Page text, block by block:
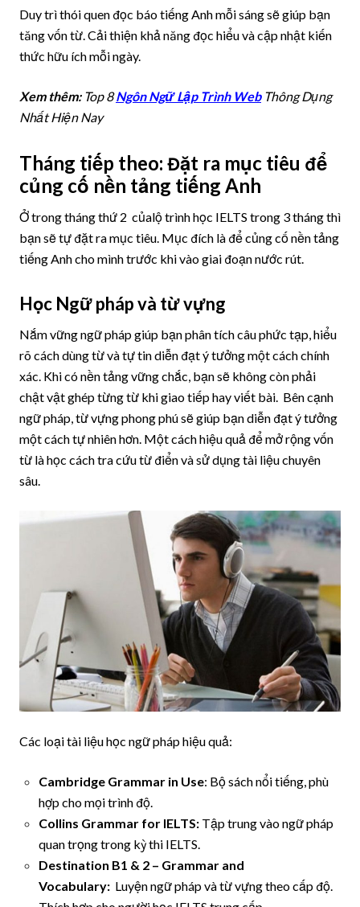
Duy trì thói quen đọc báo tiếng Anh mỗi sáng sẽ giúp bạn
tăng vốn từ. Cải thiện khả năng đọc hiểu và cập nhật kiến
thức hữu ích mỗi ngày.
Xem thêm:Top 8 Ngôn Ngữ Lập Trình Web Thông Dụng
Nhất Hiện Nay
Tháng tiếp theo: Đặt ra mục tiêu để
củng cố nền tảng tiếng Anh
Ở trong tháng thứ 2 củalộ trình học IELTS trong 3 tháng thì
bạn sẽ tự đặt ra mục tiêu. Mục đích là để củng cố nền tảng
tiếng Anh cho mình trước khi vào giai đoạn nước rút.
Học Ngữ pháp và từ vựng
Nắm vững ngữ pháp giúp bạn phân tích câu phức tạp, hiểu
rõ cách dùng từ và tự tin diễn đạt ý tưởng một cách chính
xác. Khi có nền tảng vững chắc, bạn sẽ không còn phải
chật vật ghép từng từ khi giao tiếp hay viết bài. Bên cạnh
ngữ pháp, từ vựng phong phú sẽ giúp bạn diễn đạt ý tưởng
một cách tự nhiên hơn. Một cách hiệu quả để mở rộng vốn
từ là học cách tra cứu từ điển và sử dụng tài liệu chuyên
sâu.
Các loại tài liệu học ngữ pháp hiệu quả:
Cambridge Grammar in Use: Bộ sách nổi tiếng, phù
hợp cho mọi trình độ.
Collins Grammar for IELTS: Tập trung vào ngữ pháp
quan trọng trong kỳ thi IELTS.
Destination B1 & 2 – Grammar and
Vocabulary: Luyện ngữ pháp và từ vựng theo cấp độ.